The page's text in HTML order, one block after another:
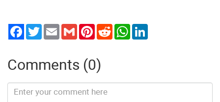
TwitterEmail Gmail PinterestReddit WhatsApp
Comments (0)